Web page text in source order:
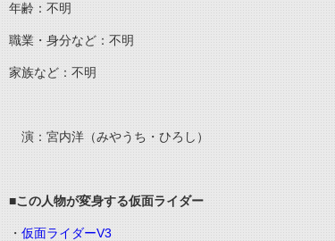
年齢：不明
職業・身分など：不明
家族など：不明
演：宮内洋（みやうち・ひろし）
■この人物が変身する仮面ライダー
・ 仮面ライダーV3